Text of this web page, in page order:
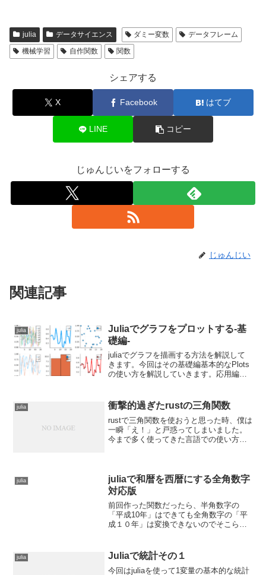
julia データサイエンス ダミー変数
データフレーム
機械学習
自作関数 関数
シェアする
X Facebook はてブ
LINE コピー
じゅんじいをフォローする
じゅんじい
関連記事
julia
Juliaでグラフをプロットする-基
礎編-
juliaでグラフを描画する方法を解説して
きます。今回はその基礎編基本的なPlots
の使い方を解説していきます。応用編で
ていこうと思います。CSVはJuli...
julia 衝撃的過ぎたrustの三角関数
rustで三角関数を使おうと思った時、僕は
一瞬「え！」と戸惑ってしまいました。
今まで多く使ってきた言語での使い方と
衝撃的過ぎた...
julia
juliaで和暦を西暦にする全角数字
対応版
前回作った関数だったら、半角数字の
「平成10年」はできても全角数字の「平
成１０年」は変換できないのでそこら辺
<nengo>昭和|平...
julia Juliaで統計その１
今回はjuliaを使って1変量の基本的な統計